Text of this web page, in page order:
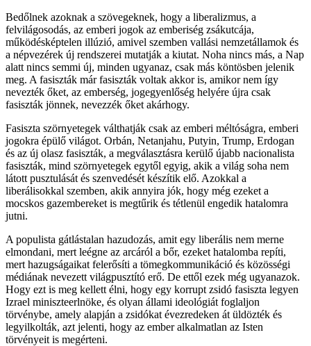
Bedőlnek azoknak a szövegeknek, hogy a liberalizmus, a
felvilágosodás, az emberi jogok az emberiség zsákutcája,
működésképtelen illúzió, amivel szemben vallási nemzetállamok és
a népvezérek új rendszerei mutatják a kiutat. Noha nincs más, a Nap
alatt nincs semmi új, minden ugyanaz, csak más köntösben jelenik
meg. A fasiszták már fasiszták voltak akkor is, amikor nem így
nevezték őket, az emberség, jogegyenlőség helyére újra csak
fasiszták jönnek, nevezzék őket akárhogy.
Fasiszta szörnyetegek válthatják csak az emberi méltóságra, emberi
jogokra épülő világot. Orbán, Netanjahu, Putyin, Trump, Erdogan
és az új olasz fasiszták, a megválasztásra kerülő újabb nacionalista
fasiszták, mind szörnyetegek egytől egyig, akik a világ soha nem
látott pusztulását és szenvedését készítik elő. Azokkal a
liberálisokkal szemben, akik annyira jók, hogy még ezeket a
mocskos gazembereket is megtűrik és tétlenül engedik hatalomra
jutni.
A populista gátlástalan hazudozás, amit egy liberális nem merne
elmondani, mert leégne az arcáról a bőr, ezeket hatalomba repíti,
mert hazugságaikat felerősíti a tömegkommunikáció és közösségi
médiának nevezett világpusztító erő. De ettől ezek még ugyanazok.
Hogy ezt is meg kellett élni, hogy egy korrupt zsidó fasiszta legyen
Izrael miniszteerlnöke, és olyan állami ideológiát foglaljon
törvénybe, amely alapján a zsidókat évezredeken át üldözték és
legyilkolták, azt jelenti, hogy az ember alkalmatlan az Isten
törvényeit is megérteni.